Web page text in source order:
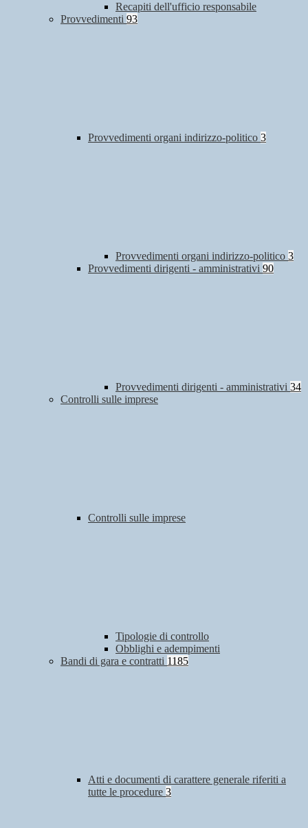
Recapiti dell'ufficio responsabile
Provvedimenti 93
Provvedimenti organi indirizzo-politico 3
Provvedimenti organi indirizzo-politico 3
Provvedimenti dirigenti - amministrativi 90
Provvedimenti dirigenti - amministrativi 34
Controlli sulle imprese
Controlli sulle imprese
Tipologie di controllo
Obblighi e adempimenti
Bandi di gara e contratti 1185
Atti e documenti di carattere generale riferiti a
tutte le procedure 3